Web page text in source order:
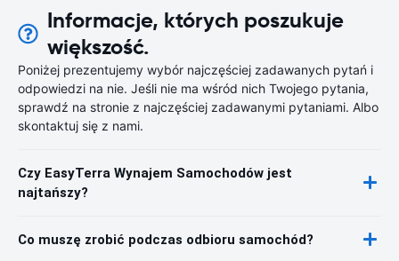
Informacje, których poszukuje
większość.
Poniżej prezentujemy wybór najczęściej zadawanych pytań i
odpowiedzi na nie. Jeśli nie ma wśród nich Twojego pytania,
sprawdź na stronie z najczęściej zadawanymi pytaniami. Albo
skontaktuj się z nami.
Czy EasyTerra Wynajem Samochodów jest
najtańszy?
Co muszę zrobić podczas odbioru samochód?